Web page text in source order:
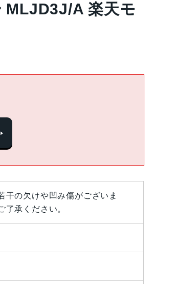
A 楽天モ
干の欠けや凹み傷がございま
承ください。